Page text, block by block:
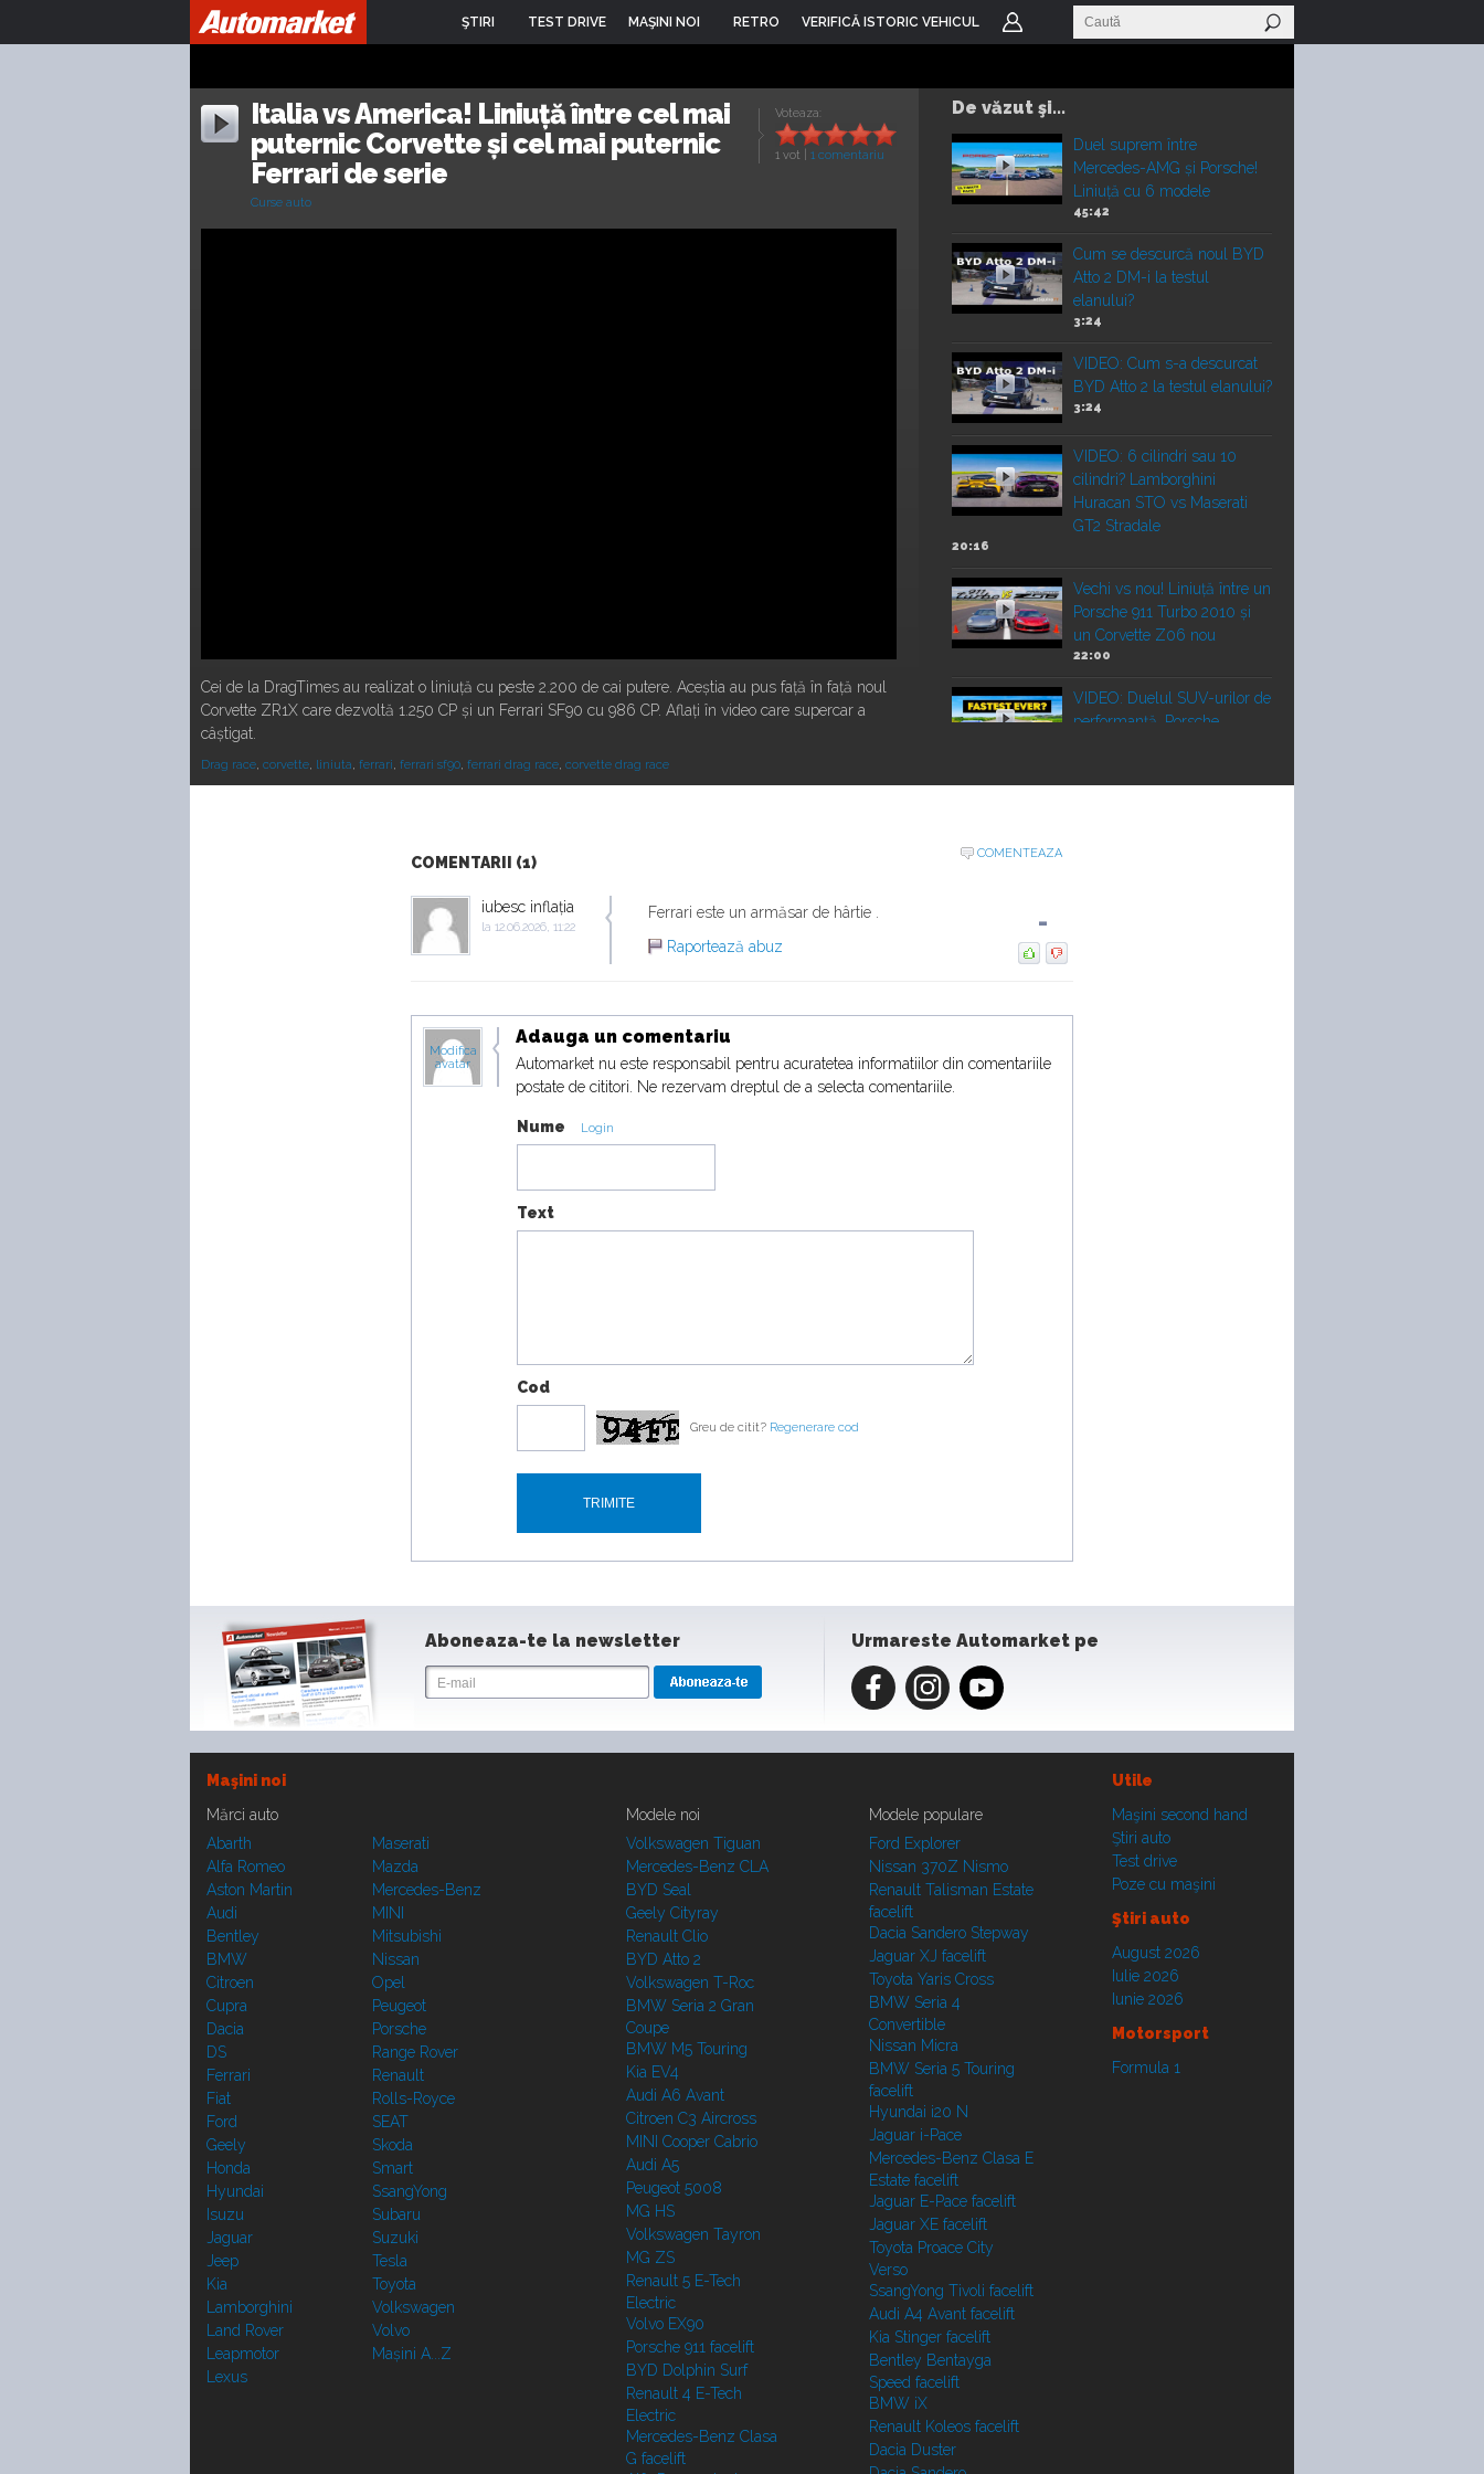
ŞTIRI TEST DRIVE MAŞINI NOI RETRO VERIFICĂ ISTORIC VEHICUL
Voteaza:
1 vot 1 comentariu
Italia vs America! Liniuță între cel mai
puternic Corvette și cel mai puternic
Ferrari de serie
Curse auto
Cei de la DragTimes au realizat o liniuță cu peste 2.200 de cai putere. Aceștia au pus față în față noul
Corvette ZR1X care dezvoltă 1.250 CP și un Ferrari SF90 cu 986 CP. Aflați în video care supercar a
câștigat.
Drag race, corvette, liniuta, ferrari, ferrari sf90, ferrari drag race, corvette drag race
De văzut şi...
Duel suprem între
Mercedes-AMG și Porsche!
Liniuță cu 6 modele
45:42
Cum se descurcă noul BYD
Atto 2 DM-i la testul
elanului?
3:24
VIDEO: Cum s-a descurcat
BYD Atto 2 la testul elanului?
3:24
VIDEO: 6 cilindri sau 10
cilindri? Lamborghini
Huracan STO vs Maserati
GT2 Stradale
20:16
Vechi vs nou! Liniuță între un
Porsche 911 Turbo 2010 și
un Corvette Z06 nou
22:00
VIDEO: Duelul SUV-urilor de
performanță. Porsche
Urus
COMENTARII (1)
COMENTEAZA
iubesc inflația
la 12.06.2026, 11:22
Ferrari este un armăsar de hârtie .
Raportează abuz
-
Modifica
avatar
Adauga un comentariu
Automarket nu este responsabil pentru acuratetea informatiilor din comentariile
postate de cititori. Ne rezervam dreptul de a selecta comentariile.
Nume Login
Text
Cod
Greu de citit? Regenerare cod
Aboneaza-te la newsletter Urmareste Automarket pe
Maşini noi
Utile
Mărci auto
Abarth
Alfa Romeo
Aston Martin
Audi
Bentley
BMW
Citroen
Cupra
Dacia
DS
Ferrari
Fiat
Ford
Geely
Honda
Hyundai
Isuzu
Jaguar
Jeep
Kia
Lamborghini
Land Rover
Leapmotor
Lexus
Maserati
Mazda
Mercedes-Benz
MINI
Mitsubishi
Nissan
Opel
Peugeot
Porsche
Range Rover
Renault
Rolls-Royce
SEAT
Skoda
Smart
SsangYong
Subaru
Suzuki
Tesla
Toyota
Volkswagen
Volvo
Mașini A...Z
Modele noi
Volkswagen Tiguan
Mercedes-Benz CLA
BYD Seal
Geely Cityray
Renault Clio
BYD Atto 2
Volkswagen T-Roc
BMW Seria 2 Gran
Coupe
BMW M5 Touring
Kia EV4
Audi A6 Avant
Citroen C3 Aircross
MINI Cooper Cabrio
Audi A5
Peugeot 5008
MG HS
Volkswagen Tayron
MG ZS
Renault 5 E-Tech
Electric
Volvo EX90
Porsche 911 facelift
BYD Dolphin Surf
Renault 4 E-Tech
Electric
Mercedes-Benz Clasa
G facelift
Modele populare
Ford Explorer
Nissan 370Z Nismo
Renault Talisman Estate
facelift
Dacia Sandero Stepway
Jaguar XJ facelift
Toyota Yaris Cross
BMW Seria 4
Convertible
Nissan Micra
BMW Seria 5 Touring
facelift
Hyundai i20 N
Jaguar i-Pace
Mercedes-Benz Clasa E
Estate facelift
Jaguar E-Pace facelift
Jaguar XE facelift
Toyota Proace City
Verso
SsangYong Tivoli facelift
Audi A4 Avant facelift
Kia Stinger facelift
Bentley Bentayga
Speed facelift
BMW iX
Renault Koleos facelift
Dacia Duster
Maşini second hand
Ştiri auto
Test drive
Poze cu maşini
Ştiri auto
August 2026
Iulie 2026
Iunie 2026
Motorsport
Formula 1